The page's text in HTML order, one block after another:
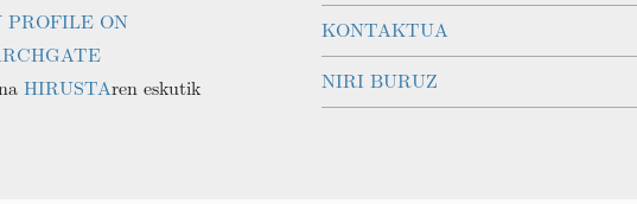
PROFILE ON
HIRUSTAren eskutik
KONTAKTUA
NIRI BURUZ